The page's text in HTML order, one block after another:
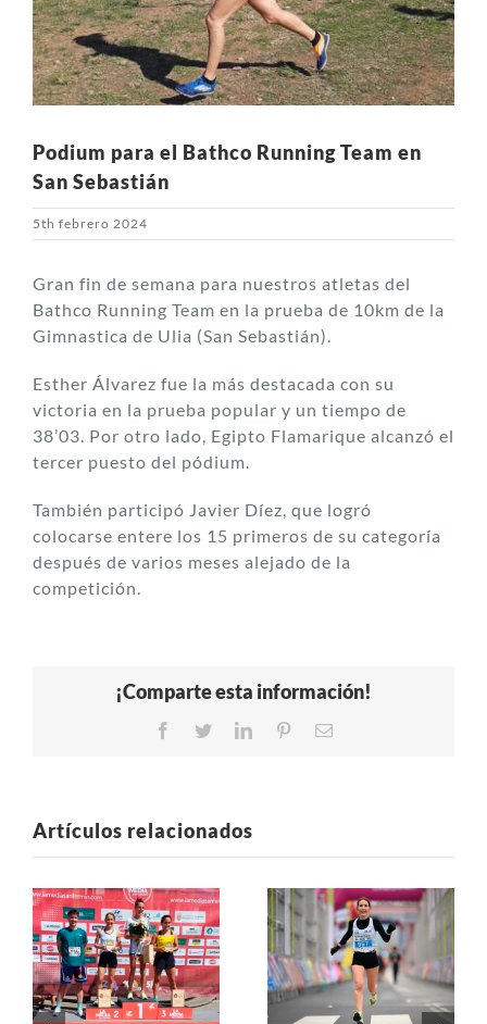
Podium para el Bathco Running Team en
San Sebastián
5th febrero 2024
Gran fin de semana para nuestros atletas del
Bathco Running Team en la prueba de 10km de la
Gimnastica de Ulia (San Sebastián).
Esther Álvarez fue la más destacada con su
victoria en la prueba popular y un tiempo de
38’03. Por otro lado, Egipto Flamarique alcanzó el
tercer puesto del pódium.
También participó Javier Díez, que logró
colocarse entere los 15 primeros de su categoría
después de varios meses alejado de la
competición.
¡Comparte esta información!
Facebook
TwitterLinkedInPinterestCorreo
Artículos relacionados